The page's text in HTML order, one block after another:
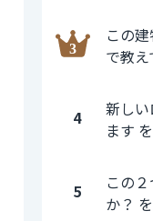
この
で教
4
新し
ます
5
この
か？